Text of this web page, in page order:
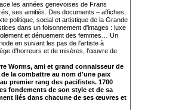
les années genevoises de Frans
ses amitiés. Des documents – affiches,
politique, social et artistique de la Grande
dans un foisonnement d'images : luxe
et dénuement des femmes… Un
en suivant les pas de l'artiste à
d'horreurs et de misères, l'œuvre de
Worms, ami et grand connaisseur de
la combattre au nom d'une paix
premier rang des pacifistes. 1700
fondements de son style et de sa
liés dans chacune de ses œuvres et